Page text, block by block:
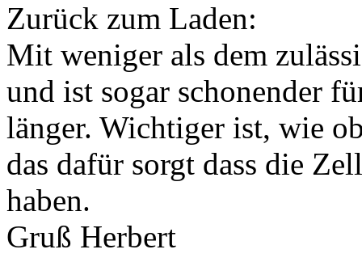
Zurück zum Laden:
Mit weniger als dem
und ist sogar schonender
länger. Wichtiger ist, wie
das dafür sorgt dass die
haben.
Gruß Herbert